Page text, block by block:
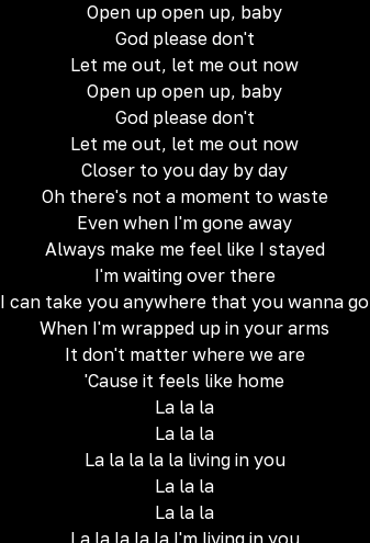
Open up open up, baby
God please don't
Let me out, let me out now
Open up open up, baby
God please don't
Let me out, let me out now
Closer to you day by day
Oh there's not a moment to waste
Even when I'm gone away
Always make me feel like I stayed
I'm waiting over there
I can take you anywhere that you wanna go
When I'm wrapped up in your arms
It don't matter where we are
'Cause it feels like home
La la la
La la la
La la la la la living in you
La la la
La la la
La la la la la I'm living in you